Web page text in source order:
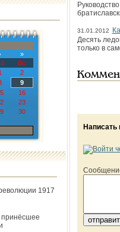
»
Вс
2
9
16
23
30
1917
принёсшее
31.01.2012
Десять
только в
Написать